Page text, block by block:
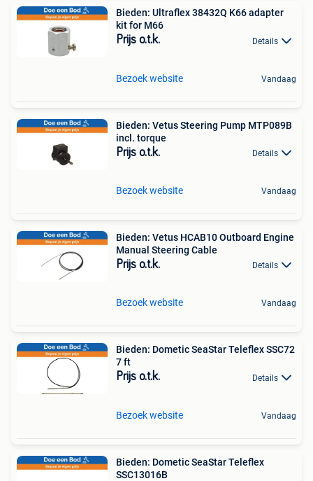
Bieden: Ultraflex 38432Q K66 adapter
kit for M66
Prijs o.t.k. Details
Bezoek website Vandaag
Bieden: Vetus Steering Pump MTP089B
incl. torque
Prijs o.t.k. Details
Bezoek website Vandaag
Bieden: Vetus HCAB10 Outboard Engine
Manual Steering Cable
Prijs o.t.k. Details
Bezoek website Vandaag
Bieden: Dometic SeaStar Teleflex SSC72
7 ft
Prijs o.t.k. Details
Bezoek website Vandaag
Bieden: Dometic SeaStar Teleflex
SSC13016B